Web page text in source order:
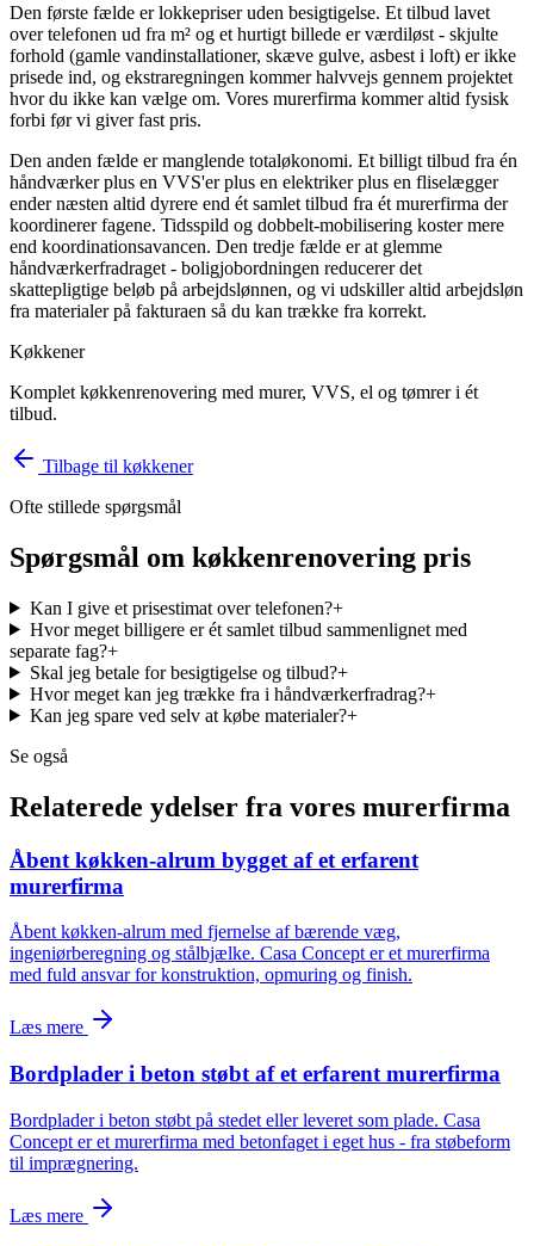
Den første fælde er lokkepriser uden besigtigelse. Et tilbud lavet
over telefonen ud fra m² og et hurtigt billede er værdiløst - skjulte
forhold (gamle vandinstallationer, skæve gulve, asbest i loft) er ikke
prisede ind, og ekstraregningen kommer halvvejs gennem projektet
hvor du ikke kan vælge om. Vores murerfirma kommer altid fysisk
forbi før vi giver fast pris.
Den anden fælde er manglende totaløkonomi. Et billigt tilbud fra én
håndværker plus en VVS'er plus en elektriker plus en fliselægger
ender næsten altid dyrere end ét samlet tilbud fra ét murerfirma der
koordinerer fagene. Tidsspild og dobbelt-mobilisering koster mere
end koordinationsavancen. Den tredje fælde er at glemme
håndværkerfradraget - boligjobordningen reducerer det
skattepligtige beløb på arbejdslønnen, og vi udskiller altid arbejdsløn
fra materialer på fakturaen så du kan trække fra korrekt.
Køkkener
Komplet køkkenrenovering med murer, VVS, el og tømrer i ét
tilbud.
Tilbage til køkkener
Ofte stillede spørgsmål
Spørgsmål om køkkenrenovering pris
Kan I give et prisestimat over telefonen?+
Hvor meget billigere er ét samlet tilbud sammenlignet med
separate fag?+
Skal jeg betale for besigtigelse og tilbud?+
Hvor meget kan jeg trække fra i håndværkerfradrag?+
Kan jeg spare ved selv at købe materialer?+
Se også
Relaterede ydelser fra vores murerfirma
Åbent køkken-alrum bygget af et erfarent
murerfirma
Åbent køkken-alrum med fjernelse af bærende væg,
ingeniørberegning og stålbjælke. Casa Concept er et murerfirma
med fuld ansvar for konstruktion, opmuring og finish.
Læs mere
Bordplader i beton støbt af et erfarent murerfirma
Bordplader i beton støbt på stedet eller leveret som plade. Casa
Concept er et murerfirma med betonfaget i eget hus - fra støbeform
til imprægnering.
Læs mere